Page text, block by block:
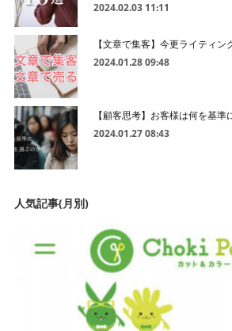
2024.02.03 11:11
【文章で集客】今更ライティ
2024.01.28 09:48
【顧客思考】お客様は何を基
2024.01.27 08:43
人気記事(月別)